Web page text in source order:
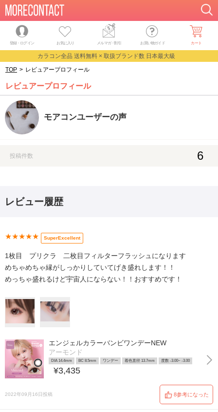
登録・ログイン お気に入り メルマガ・割引 お買い物ガイド カート
カラコン全品 送料無料 × 取扱ブランド数 日本最大級
TOP > レビュアープロフィール
レビュアープロフィール
モアコンユーザーの声
投稿件数 6
レビュー履歴
★★★★★ SuperExcellent
1枚目 プリクラ 二枚目フィルターフラッシュになります
めちゃめちゃ縁がしっかりしていてげき盛れします！！
めっちゃ盛れるけど宇宙人にならない！！おすすめです！
エンジェルカラーバンビワンデーNEW
アーモンド
DIA 14.4mm BC 8.5mm ワンデー 着色直径 13.7mm 度数 -3.00~ -3.00
¥3,435
2022年09月16日投稿 8参考になった